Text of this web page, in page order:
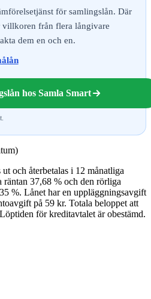
för samlingslån. Där
villkoren från flera långivare
dem en och en.
hos Samla Smart
och återbetalas i 12 månatliga
37,68 % och den rörliga
%. Lånet har en uppläggningsavgift
på 59 kr. Totala beloppet att
för kreditavtalet är obestämd.